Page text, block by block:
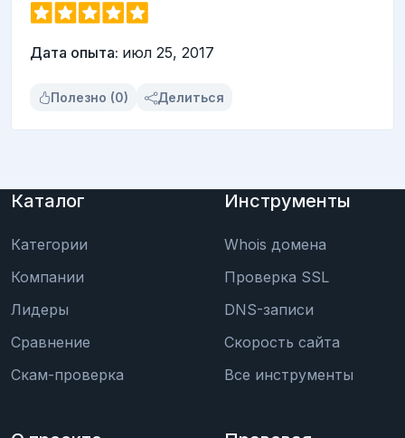
Дата опыта: июл 25, 2017
Полезно (0) Делиться
Каталог
Категории
Компании
Лидеры
Сравнение
Скам-проверка
Инструменты
Whois домена
Проверка SSL
DNS-записи
Скорость сайта
Все инструменты